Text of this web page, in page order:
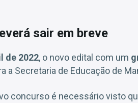
sair em breve
de 2022, o novo edital com um
a Secretaria de Educação de
concurso é necessário visto